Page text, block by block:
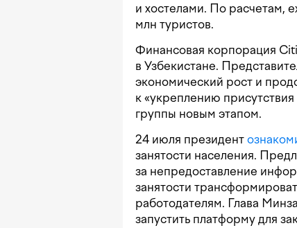
и хостелами. По расчетам,
млн туристов.
Финансовая корпорация
в Узбекистане.
экономический рост и
к «укреплению
группы новым этапом.
24 июля президент
занятости населения.
за непредоставление
занятости
работодателям. Глава
запустить платформу для